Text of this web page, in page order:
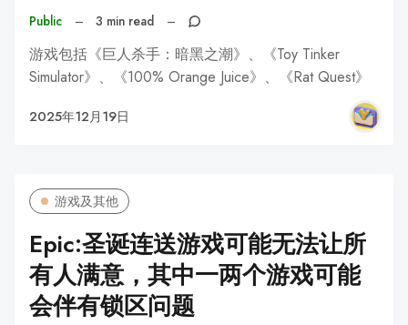
Public – 3 min read –
游戏包括《巨人杀手：暗黑之潮》、《Toy Tinker
Simulator》、《100% Orange Juice》、《Rat Quest》
2025年12月19日
游戏及其他
Epic:圣诞连送游戏可能无法让所
有人满意，其中一两个游戏可能
会伴有锁区问题